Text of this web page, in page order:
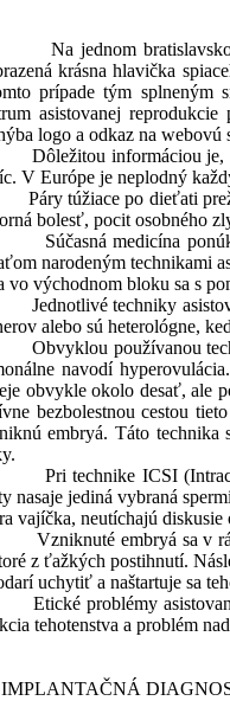
jednom bratislavskom
krásna hlavička
prípade tým splneným
asistovanej
logo a odkaz na webovú
informáciou je, že
V Európe je neplodný
túžiace po dieťati
bolesť, pocit osobného
medicína ponúka
narodeným technikami
vo východnom bloku sa s
techniky
alebo sú heterológne,
používanou
navodí
obvykle okolo desať, ale
bezbolestnou cestou
embryá. Táto technika
technike ICSI
nasaje jediná vybraná
vajíčka, neutíchajú
embryá sa v rámci
z ťažkých postihnutí.
uchytiť a naštartuje sa
problémy asistovanej
tehotenstva a problém